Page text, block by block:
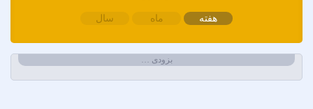
Bilal Sonses & Deniz Toprak
Burak Buluk & Zara & Kurtuluş Kuş
Burak Bulut
Calvin Harris
Can Bonomo
هفته ماه سال
بزودی …